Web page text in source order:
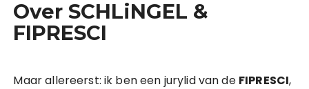
Over SCHLiNGEL &
FIPRESCI
Maar allereerst: ik ben een jurylid van de FIPRESCI,